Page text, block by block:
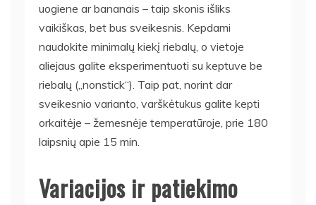
uogiene ar bananais – taip skonis išliks
vaikiškas, bet bus sveikesnis. Kepdami
naudokite minimalų kiekį riebalų, o vietoje
aliejaus galite eksperimentuoti su keptuve be
riebalų („nonstick“). Taip pat, norint dar
sveikesnio varianto, varškėtukus galite kepti
orkaitėje – žemesnėje temperatūroje, prie 180
laipsnių apie 15 min.
Variacijos ir patiekimo